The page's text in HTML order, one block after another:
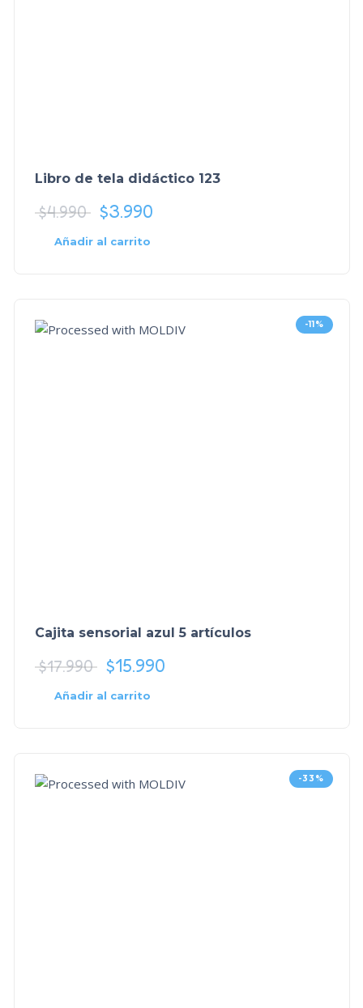
Libro de tela didáctico 123
$4.990 $3.990
Añadir al carrito
-11%
Cajita sensorial azul 5 artículos
$17.990 $15.990
Añadir al carrito
-33%